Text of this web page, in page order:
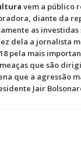
vem a público
diante da
as
dela a jornalista
pela mais
que são
que a agressão
Jair